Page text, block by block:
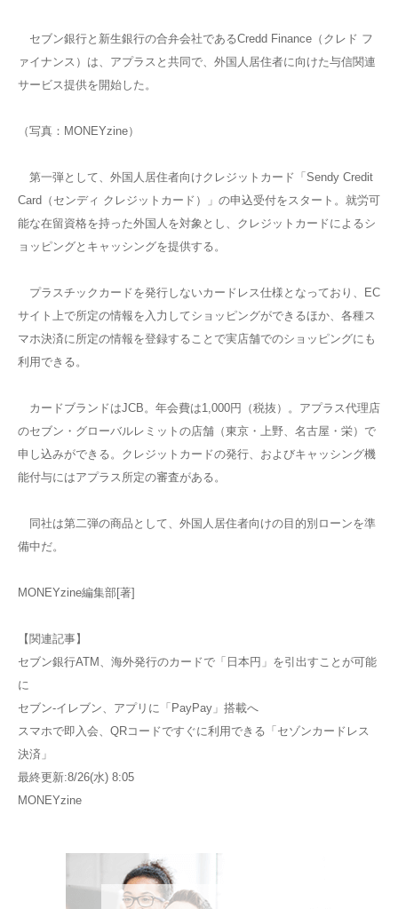
セブン銀行と新生銀行の合弁会社であるCredd Finance（クレド フ
ァイナンス）は、アプラスと共同で、外国人居住者に向けた与信関連
サービス提供を開始した。
（写真：MONEYzine）
第一弾として、外国人居住者向けクレジットカード「Sendy Credit
Card（センディ クレジットカード）」の申込受付をスタート。就労可
能な在留資格を持った外国人を対象とし、クレジットカードによるシ
ョッピングとキャッシングを提供する。
プラスチックカードを発行しないカードレス仕様となっており、EC
サイト上で所定の情報を入力してショッピングができるほか、各種ス
マホ決済に所定の情報を登録することで実店舗でのショッピングにも
利用できる。
カードブランドはJCB。年会費は1,000円（税抜）。アプラス代理店
のセブン・グローバルレミットの店舗（東京・上野、名古屋・栄）で
申し込みができる。クレジットカードの発行、およびキャッシング機
能付与にはアプラス所定の審査がある。
同社は第二弾の商品として、外国人居住者向けの目的別ローンを準
備中だ。
MONEYzine編集部[著]
【関連記事】
セブン銀行ATM、海外発行のカードで「日本円」を引出すことが可能
に
セブン‐イレブン、アプリに「PayPay」搭載へ
スマホで即入会、QRコードですぐに利用できる「セゾンカードレス
決済」
最終更新:8/26(水) 8:05
MONEYzine